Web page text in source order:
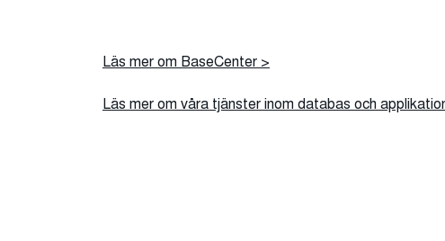
Läs mer om BaseCenter >
Läs mer om våra tjänster inom databas och